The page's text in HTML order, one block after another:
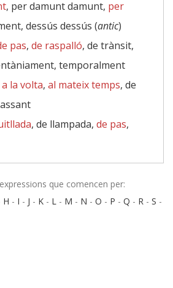
, per damunt damunt, per
dessús dessús (antic)
pas, de raspalló, de trànsit,
temporalment
a la volta, al mateix temps, de
, de llampada, de pas,
que comencen per:
H - I - J - K - L - M - N - O - P - Q - R - S -